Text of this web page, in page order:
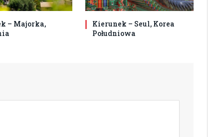
– Majorka,
Kierunek – Seul, Korea
Południowa